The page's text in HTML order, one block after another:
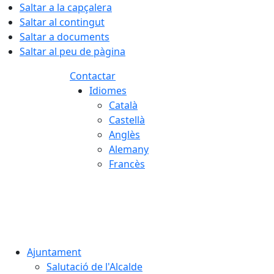
Saltar a la capçalera
Saltar al contingut
Saltar a documents
Saltar al peu de pàgina
Contactar
Idiomes
Català
Castellà
Anglès
Alemany
Francès
Ajuntament
Salutació de l'Alcalde